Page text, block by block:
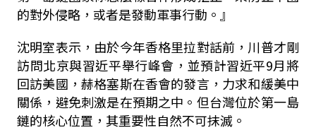
的對外侵略，或者是發動軍事行動。』
沈明室表示，由於今年香格里拉對話前，川普才剛
訪問北京與習近平舉行峰會，並預計習近平9月將
回訪美國，赫格塞斯在香會的發言，力求和緩美中
關係，避免刺激是在預期之中。但台灣位於第一島
鏈的核心位置，其重要性自然不可抹滅。